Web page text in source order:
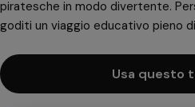
piratesche in modo divertente.
goditi un viaggio educativo pieno
Usa questo